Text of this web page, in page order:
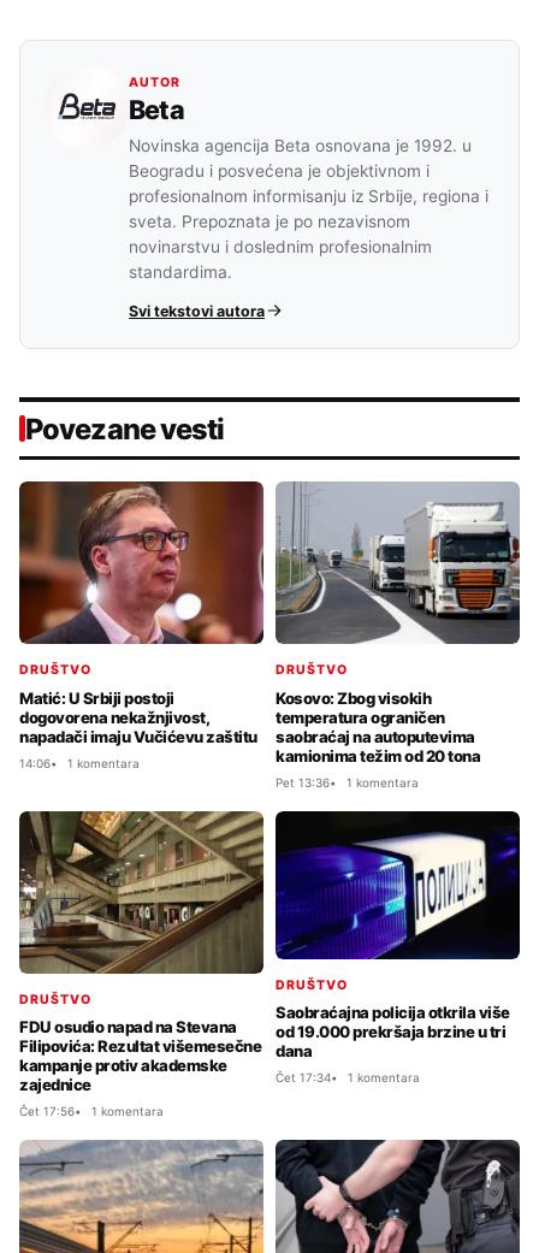
AUTOR
Beta
Novinska agencija Beta osnovana je 1992. u
Beogradu i posvećena je objektivnom i
profesionalnom informisanju iz Srbije, regiona i
sveta. Prepoznata je po nezavisnom
novinarstvu i doslednim profesionalnim
standardima.
Svi tekstovi autora
Povezane vesti
DRUŠTVO
Matić: U Srbiji postoji
dogovorena nekažnjivost,
napadači imaju Vučićevu zaštitu
14:06 1 komentara
DRUŠTVO
Kosovo: Zbog visokih
temperatura ograničen
saobraćaj na autoputevima
kamionima težim od 20 tona
Pet 13:36 1 komentara
DRUŠTVO
FDU osudio napad na Stevana
Filipovića: Rezultat višemesečne
kampanje protiv akademske
zajednice
Čet 17:56 1 komentara
DRUŠTVO
Saobraćajna policija otkrila više
od 19.000 prekršaja brzine u tri
dana
Čet 17:34 1 komentara